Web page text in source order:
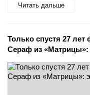
Читать дальше
Только спустя 27
Сераф из «Матрицы»: